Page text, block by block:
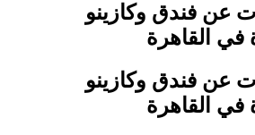
عن فندق وكازينو
في القاهرة
عن فندق وكازينو
في القاهرة